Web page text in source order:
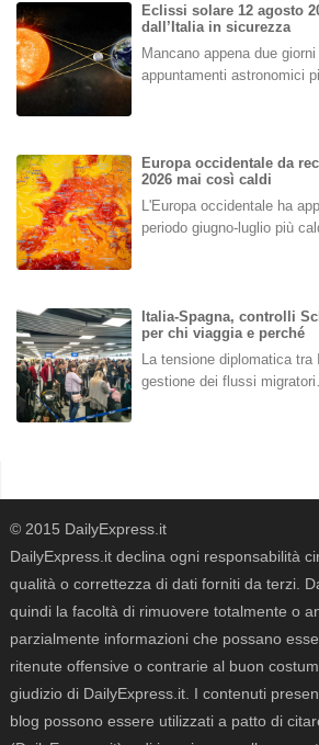
Eclissi solare 12 agosto
dall’Italia in sicurezza
Mancano appena due
appuntamenti astronomici
Europa occidentale da
2026 mai così caldi
L'Europa occidentale ha
periodo giugno-luglio più
Italia-Spagna, controlli
per chi viaggia e perché
La tensione diplomatica
gestione dei flussi
© 2015 DailyExpress.it
DailyExpress.it declina ogni responsabilità
qualità o correttezza di dati forniti da terzi.
quindi la facoltà di rimuovere totalmente o
parzialmente informazioni che possano
ritenute offensive o contrarie al buon
giudizio di DailyExpress.it. I contenuti
blog possono essere utilizzati a patto di